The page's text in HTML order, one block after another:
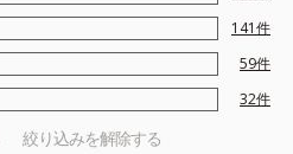
141件
59件
32件
絞り込みを解除する